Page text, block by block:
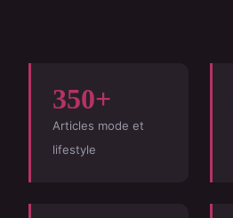
350+
Articles mode et
lifestyle